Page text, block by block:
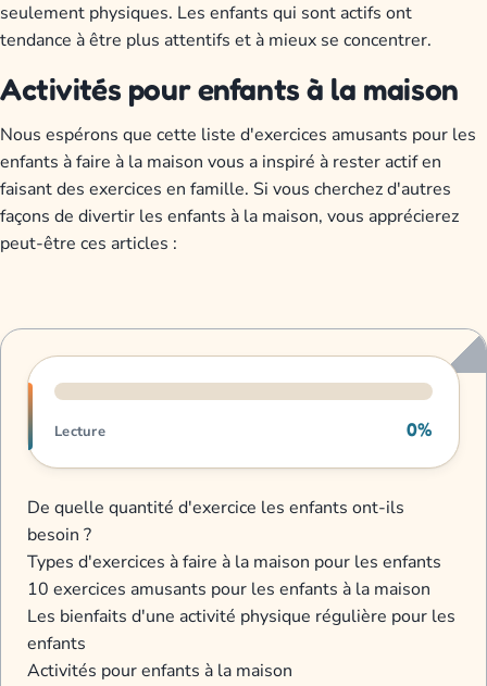
seulement physiques. Les enfants qui sont actifs ont
tendance à être plus attentifs et à mieux se concentrer.
Activités pour enfants à la maison
Nous espérons que cette liste d'exercices amusants pour les
enfants à faire à la maison vous a inspiré à rester actif en
faisant des exercices en famille. Si vous cherchez d'autres
façons de divertir les enfants à la maison, vous apprécierez
peut-être ces articles :
Progression de lecture
Lecture 0%
De quelle quantité d'exercice les enfants ont-ils
besoin ?
Types d'exercices à faire à la maison pour les enfants
10 exercices amusants pour les enfants à la maison
Les bienfaits d'une activité physique régulière pour les
enfants
Activités pour enfants à la maison